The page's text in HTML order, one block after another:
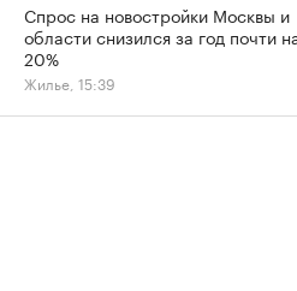
Спрос на новостройки Москвы и
области снизился за год почти
20%
Жилье, 15:39